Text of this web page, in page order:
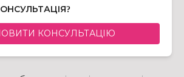
КОНСУЛЬТАЦІЮ